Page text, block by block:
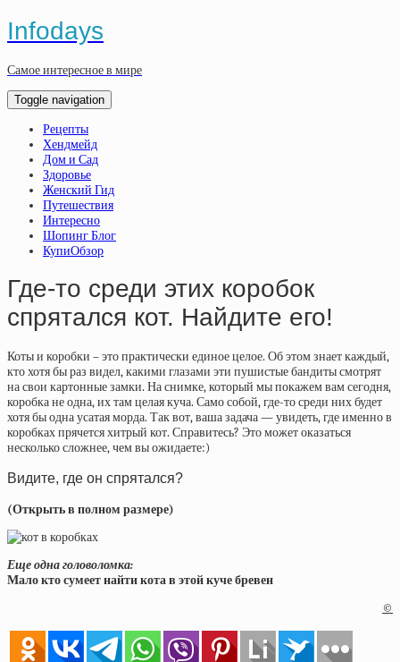
Infodays
Самое интересное в мире
Toggle navigation
Рецепты
Хендмейд
Дом и Сад
Здоровье
Женский Гид
Путешествия
Интересно
Шопинг Блог
КупиОбзор
Где-то среди этих коробок
спрятался кот. Найдите его!
Коты и коробки – это практически единое целое. Об этом знает каждый,
кто хотя бы раз видел, какими глазами эти пушистые бандиты смотрят
на свои картонные замки. На снимке, который мы покажем вам сегодня,
коробка не одна, их там целая куча. Само собой, где-то среди них будет
хотя бы одна усатая морда. Так вот, ваша задача — увидеть, где именно в
коробках прячется хитрый кот. Справитесь? Это может оказаться
несколько сложнее, чем вы ожидаете:)
Видите, где он спрятался?
(Открыть в полном размере)
Еще одна головоломка:
Мало кто сумеет найти кота в этой куче бревен
©